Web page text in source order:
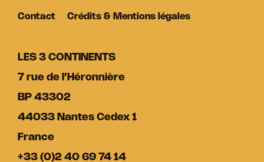
LES 3 CONTINENTS
7 rue de l’Héronnière
BP 43302
44033 Nantes Cedex 1
France
+33 (0)2 40 69 74 14
Contact Crédits & Mentions légales